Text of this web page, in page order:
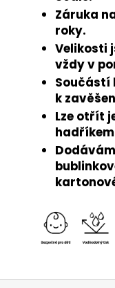
Záruka
roky.
Velikosti
vždy v
Součástí
k
Lze otřít